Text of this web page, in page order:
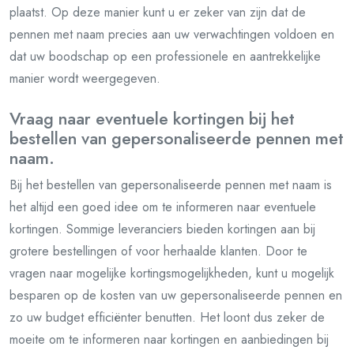
plaatst. Op deze manier kunt u er zeker van zijn dat de
pennen met naam precies aan uw verwachtingen voldoen en
dat uw boodschap op een professionele en aantrekkelijke
manier wordt weergegeven.
Vraag naar eventuele kortingen bij het
bestellen van gepersonaliseerde pennen met
naam.
Bij het bestellen van gepersonaliseerde pennen met naam is
het altijd een goed idee om te informeren naar eventuele
kortingen. Sommige leveranciers bieden kortingen aan bij
grotere bestellingen of voor herhaalde klanten. Door te
vragen naar mogelijke kortingsmogelijkheden, kunt u mogelijk
besparen op de kosten van uw gepersonaliseerde pennen en
zo uw budget efficiënter benutten. Het loont dus zeker de
moeite om te informeren naar kortingen en aanbiedingen bij